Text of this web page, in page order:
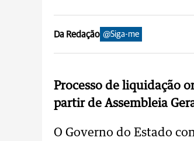
Da Redação @Siga-me
Processo de liquidação
partir de Assembleia
O Governo do Estado